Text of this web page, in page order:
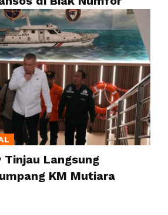
Tinjau Langsung
KM Mutiara